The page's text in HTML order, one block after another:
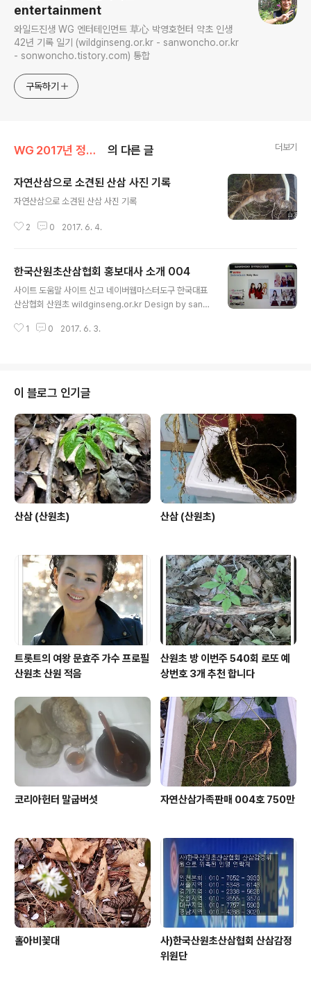
entertainment
와일드진생 WG 엔터테인먼트 草心 박영호헌터 약초 인생
42년 기록 일기 (wildginseng.or.kr - sanwoncho.or.kr
- sonwoncho.tistory.com) 통합
구독하기
WG 2017년 정유년 기록 의 다른 글 더보기
자연산삼으로 소견된 산삼 사진 기록
자연산삼으로 소견된 산삼 사진 기록
2 0 2017. 6. 4.
한국산원초산삼협회 홍보대사 소개 004
사이트 도움말 사이트 신고 네이버웹마스터도구 한국대표
산삼협회 산원초 wildginseng.or.kr Design by sanw
산원초 Since1983 KOREA REPRESENTA... 한국대표
1 0 2017. 6. 3.
이 블로그 인기글
산삼 (산원초) 산삼 (산원초)
트롯트의 여왕 문효주 가수 프로필
산원초 산원 적음
산원초 방 이번주 540회 로또 예
상번호 3개 추천 합니다
코리아헌터 말굽버섯 자연산삼가족판매 004호 750만
홀아비꽃대
사)한국산원초산삼협회 산삼감정
위원단